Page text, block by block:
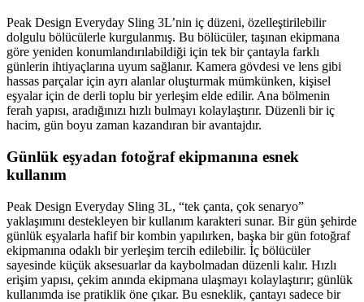
Peak Design Everyday Sling 3L’nin iç düzeni, özelleştirilebilir
dolgulu bölücülerle kurgulanmış. Bu bölücüler, taşınan ekipmana
göre yeniden konumlandırılabildiği için tek bir çantayla farklı
günlerin ihtiyaçlarına uyum sağlanır. Kamera gövdesi ve lens gibi
hassas parçalar için ayrı alanlar oluşturmak mümkünken, kişisel
eşyalar için de derli toplu bir yerleşim elde edilir. Ana bölmenin
ferah yapısı, aradığınızı hızlı bulmayı kolaylaştırır. Düzenli bir iç
hacim, gün boyu zaman kazandıran bir avantajdır.
Günlük eşyadan fotoğraf ekipmanına esnek
kullanım
Peak Design Everyday Sling 3L, “tek çanta, çok senaryo”
yaklaşımını destekleyen bir kullanım karakteri sunar. Bir gün şehirde
günlük eşyalarla hafif bir kombin yapılırken, başka bir gün fotoğraf
ekipmanına odaklı bir yerleşim tercih edilebilir. İç bölücüler
sayesinde küçük aksesuarlar da kaybolmadan düzenli kalır. Hızlı
erişim yapısı, çekim anında ekipmana ulaşmayı kolaylaştırır; günlük
kullanımda ise pratiklik öne çıkar. Bu esneklik, çantayı sadece bir